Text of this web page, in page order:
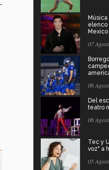
Música
elenco
Mexico
07
06
Del
teatro
06
Tec y
voz" a
05